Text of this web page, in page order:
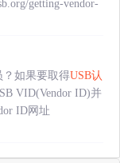
getting-vendor-
？如果要取得USB认
VID(Vendor ID)并
ID网址